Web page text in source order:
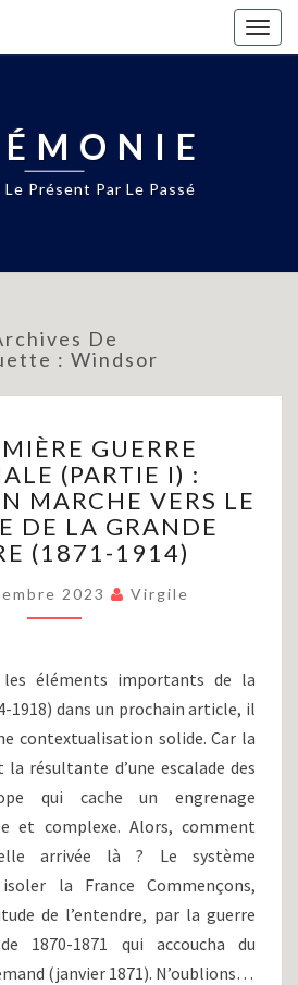
Le Présent Par Le Passé
De
: Windsor
PREMIÈRE
GUERRE
MONDIALE
(PARTIE
I)
L’EUROPE
EN
LE
GOUFFRE
DE
LA
GUERRE
(1871-
1914)
GUERRE
(PARTIE I) :
MARCHE VERS LE
DE LA GRANDE
(1871-1914)
2023 Virgile
éléments importants de la
1918) dans un prochain article, il
contextualisation solide. Car la
la résultante d’une escalade des
qui cache un engrenage
et complexe. Alors, comment
arrivée là ? Le système
la France Commençons,
de l’entendre, par la guerre
1870-1871 qui accoucha du
(janvier 1871). N’oublions…